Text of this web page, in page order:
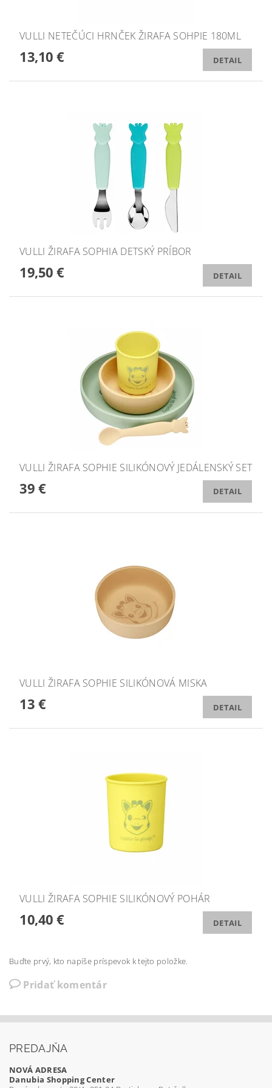
VULLI NETEČÚCI HRNČEK ŽIRAFA SOHPIE 180ML
13,10 € DETAIL
VULLI ŽIRAFA SOPHIA DETSKÝ PRÍBOR
19,50 € DETAIL
VULLI ŽIRAFA SOPHIE SILIKÓNOVÝ JEDÁLENSKÝ SET
39 € DETAIL
VULLI ŽIRAFA SOPHIE SILIKÓNOVÁ MISKA
13 € DETAIL
VULLI ŽIRAFA SOPHIE SILIKÓNOVÝ POHÁR
10,40 € DETAIL
Buďte prvý, kto napíše príspevok k tejto položke.
Pridať komentár
PREDAJŇA
NOVÁ ADRESA
Danubia Shopping Center